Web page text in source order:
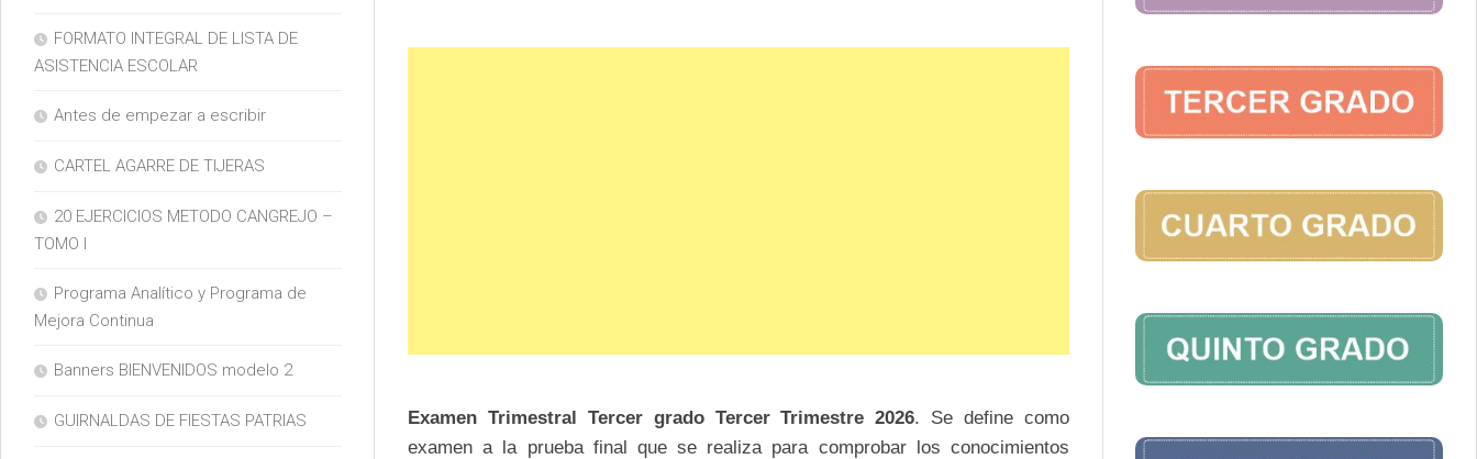
Examen Trimestral Tercer grado Tercer Trimestre 2026. Se define como
examen a la prueba final que se realiza para comprobar los conocimientos
FORMATO INTEGRAL DE LISTA DE
ASISTENCIA ESCOLAR
Antes de empezar a escribir
CARTEL AGARRE DE TIJERAS
20 EJERCICIOS METODO CANGREJO –
TOMO I
Programa Analítico y Programa de
Mejora Continua
Banners BIENVENIDOS modelo 2
GUIRNALDAS DE FIESTAS PATRIAS